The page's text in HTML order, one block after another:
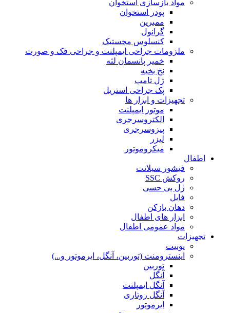
مواد بازسازی استخوان
پودر استخوان
ممبرین
گرانول
کنسلوس مچستیک
ملزومات جراحی ایمپلنت و جراحی فک و صورت
خمیر پانسمان لثه
نخ بخیه
ژل تامپ
پک جراحی استریل
تجهیزات و ابزار ها
موتور ایمپلنت
الکتروسرجری
پیزوسرجری
لیزر
میکروموتور
اطفال
فیشور سیلانت
روکش SSC
ژل بی حسی
فایل
دهان بازکن
ابزار های اطفال
مواد عمومی اطفال
تجهیزات
یونیت
اینسترومنت (توربین، آنگل، ایرموتور و...)
توربین
آنگل
آنگل ایمپلنت
آنگل روتاری
ایرموتور